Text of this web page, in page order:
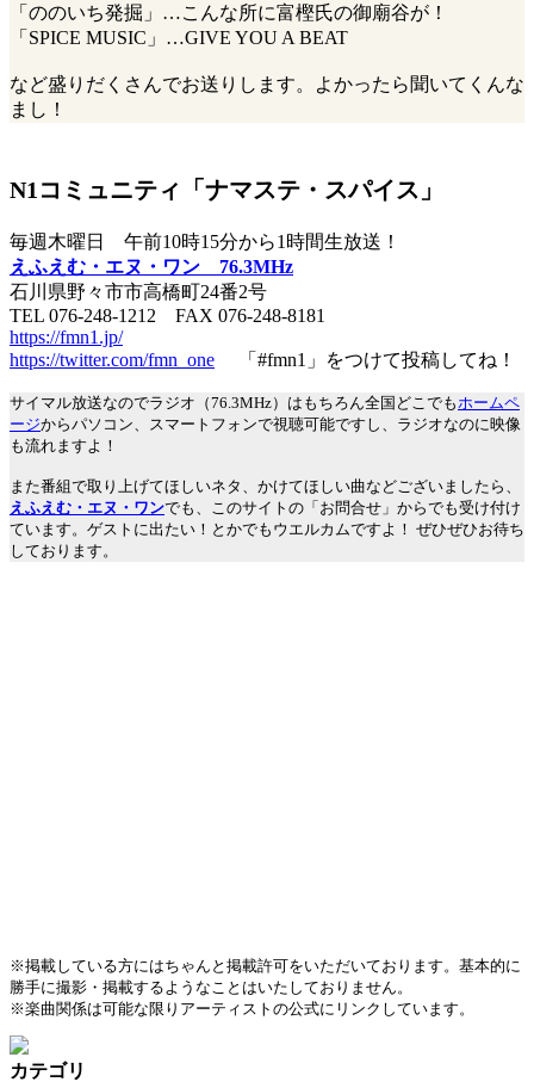
「ののいち発掘」…こんな所に富樫氏の御廟谷が！
「SPICE MUSIC」…GIVE YOU A BEAT
など盛りだくさんでお送りします。よかったら聞いてくんな
まし！
N1コミュニティ「ナマステ・スパイス」
毎週木曜日 午前10時15分から1時間生放送！
えふえむ・エヌ・ワン 76.3MHz
石川県野々市市高橋町24番2号
TEL 076-248-1212 FAX 076-248-8181
https://fmn1.jp/
https://twitter.com/fmn_one 「#fmn1」をつけて投稿してね！
サイマル放送なのでラジオ（76.3MHz）はもちろん全国どこでも ホームペ
ージからパソコン、スマートフォンで視聴可能ですし、ラジオなのに映像
も流れますよ！
また番組で取り上げてほしいネタ、かけてほしい曲などございましたら、
えふえむ・エヌ・ワンでも、このサイトの「お問合せ」からでも受け付け
ています。ゲストに出たい！とかでもウエルカムですよ！ ぜひぜひお待ち
しております。
※掲載している方にはちゃんと掲載許可をいただいております。基本的に
勝手に撮影・掲載するようなことはいたしておりません。
※楽曲関係は可能な限りアーティストの公式にリンクしています。
カテゴリ